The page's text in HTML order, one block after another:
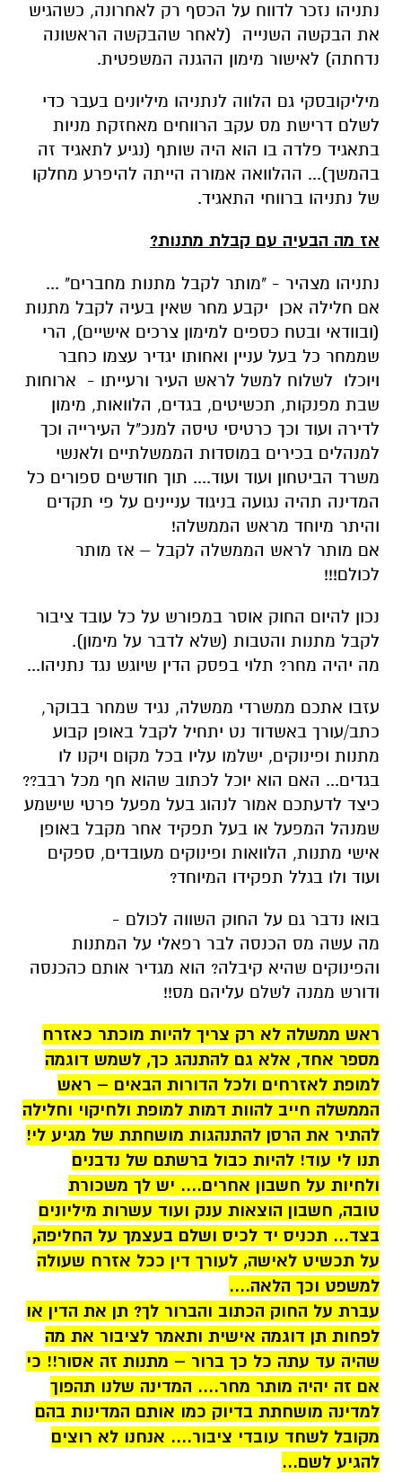
נתניהו נזכר לדווח על הכסף רק לאחרונה, כשהגיש
את הבקשה השנייה (לאחר שהבקשה הראשונה
נדחתה) לאישור מימון ההגנה המשפטית.
מיליקובסקי גם הלווה לנתניהו מיליונים בעבר כדי
לשלם דרישת מס עקב הרווחים מאחזקת מניות
בתאגיד פלדה בו הוא היה שותף (נגיע לתאגיד זה
בהמשך)... ההלוואה אמורה הייתה להיפרע מחלקו
של נתניהו ברווחי התאגיד.
אז מה הבעיה עם קבלת מתנות?
נתניהו מצהיר - "מותר לקבל מתנות מחברים" ...
אם חלילה אכן יקבע מחר שאין בעיה לקבל מתנות
(ובוודאי ובטח כספים למימון צרכים אישיים), הרי
שממחר כל בעל עניין ואחותו יגדיר עצמו כחבר
ויוכלו לשלוח למשל לראש העיר ורעייתו - ארוחות
שבת מפנקות, תכשיטים, בגדים, הלוואות, מימון
לדירה ועוד וכך כרטיסי טיסה למנכ"ל העירייה וכך
למנהלים בכירים במוסדות הממשלתיים ולאנשי
משרד הביטחון ועוד ועוד.... תוך חודשים ספורים כל
המדינה תהיה נגועה בניגוד עניינים על פי תקדים
והיתר מיוחד מראש הממשלה!
אם מותר לראש הממשלה לקבל – אז מותר
לכולם!!!
נכון להיום החוק אוסר במפורש על כל עובד ציבור
לקבל מתנות והטבות (שלא לדבר על מימון).
מה יהיה מחר? תלוי בפסק הדין שיוגש נגד נתניהו...
עזבו אתכם ממשרדי ממשלה, נגיד שמחר בבוקר,
כתב/עורך באשדוד נט יתחיל לקבל באופן קבוע
מתנות ופינוקים, ישלמו עליו בכל מקום ויקנו לו
בגדים... האם הוא יוכל לכתוב שהוא חף מכל רבב??
כיצד לדעתכם אמור לנהוג בעל מפעל פרטי שישמע
שמנהל המפעל או בעל תפקיד אחר מקבל באופן
אישי מתנות, הלוואות ופינוקים מעובדים, ספקים
ועוד ולו בגלל תפקידו המיוחד?
בואו נדבר גם על החוק השווה לכולם -
מה עשה מס הכנסה לבר רפאלי על המתנות
והפינוקים שהיא קיבלה? הוא מגדיר אותם כהכנסה
ודורש ממנה לשלם עליהם מס!!
ראש ממשלה לא רק צריך להיות מוכתר כאזרח
מספר אחד, אלא גם להתנהג כך, לשמש דוגמה
למופת לאזרחים ולכל הדורות הבאים – ראש
הממשלה חייב להוות דמות למופת ולחיקוי וחלילה
להתיר את הרסן להתנהגות מושחתת של מגיע לי!
תנו לי עוד! להיות כבול ברשתם של נדבנים
ולחיות על חשבון אחרים.... יש לך משכורת
טובה, חשבון הוצאות ענק ועוד עשרות מיליונים
בצד... תכניס יד לכיס ושלם בעצמך על החליפה,
על תכשיט לאישה, לעורך דין ככל אזרח שעולה
למשפט וכך הלאה....
עברת על החוק הכתוב והברור לך? תן את הדין או
לפחות תן דוגמה אישית ותאמר לציבור את מה
שהיה עד עתה כל כך ברור – מתנות זה אסור!! כי
אם זה יהיה מותר מחר.... המדינה שלנו תהפוך
למדינה מושחתת בדיוק כמו אותם המדינות בהם
מקובל לשחד עובדי ציבור.... אנחנו לא רוצים
להגיע לשם...